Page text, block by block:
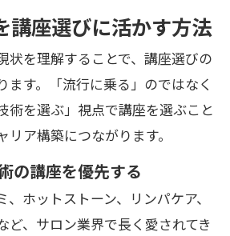
講座選びに活かす方法
状を理解することで、講座選びの
ます。「流行に乗る」のではなく
術を選ぶ」視点で講座を選ぶこと
ア構築につながります。
の講座を優先する
ホットストーン、リンパケア、
ど、サロン業界で長く愛されてき